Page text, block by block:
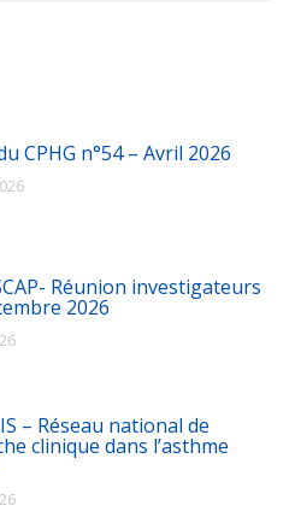
CPHG n°54 – Avril 2026
Réunion investigateurs
2026
– Réseau national de
clinique dans l’asthme